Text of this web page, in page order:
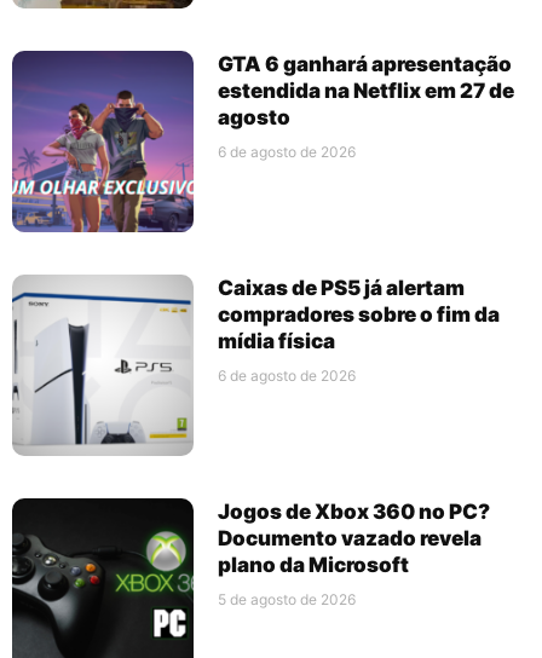
GTA 6 ganhará apresentação
estendida na Netflix em 27 de
agosto
6 de agosto de 2026
Caixas de PS5 já alertam
compradores sobre o fim da
mídia física
6 de agosto de 2026
Jogos de Xbox 360 no PC?
Documento vazado revela
plano da Microsoft
5 de agosto de 2026